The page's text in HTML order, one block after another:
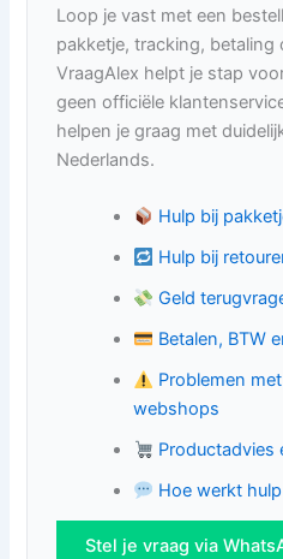
Loop je vast met een
pakketje, tracking, betaling
VraagAlex helpt je stap
geen officiële
helpen je graag met
Nederlands.
Hulp bij
Hulp bij
Geld
Betalen, BTW
Problemen
webshops
Productadvies
Hoe werkt
Stel je vraag via